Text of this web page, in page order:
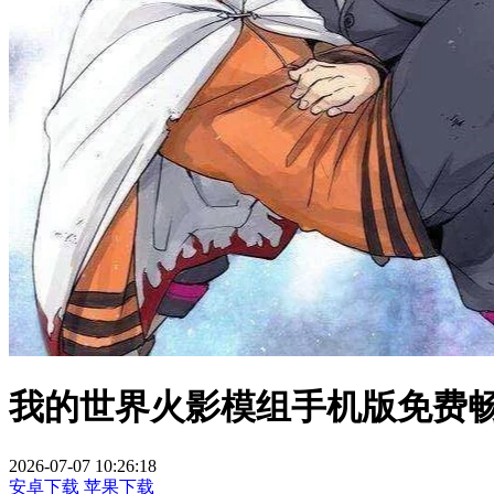
我的世界火影模组手机版免费
2026-07-07 10:26:18
安卓下载 苹果下载